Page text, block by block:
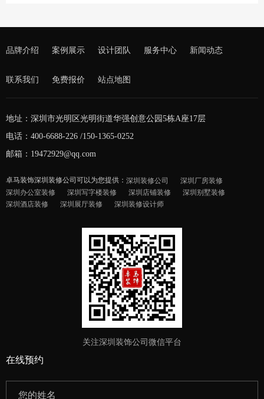
品牌介绍 案例展示 设计团队 服务中心 新闻动态
联系我们 免费报价 站点地图
地址：深圳市光明区光明街道华强创意公园5栋A座17层
电话：400-6688-226 /150-1365-0252
邮箱：19472929@qq.com
卓马装饰深圳装修公司可以为您提供： 深圳装修公司
深圳厂房装修
深圳办公室装修
深圳写字楼装修 深圳店铺装修
深圳别墅装修
深圳酒店装修
深圳展厅装修 深圳装修设计师
关注深圳装饰公司微信平台
在线预约